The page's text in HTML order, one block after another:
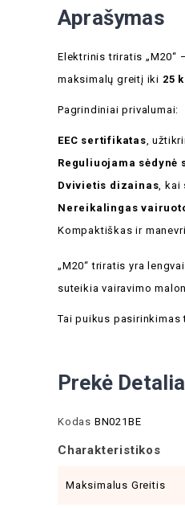
Aprašymas
Elektrinis triratis
maksimalų greitį iki 25
Pagrindiniai privalumai:
EEC sertifikatas,
Reguliuojama sėdynė
Dvivietis dizainas, kai
Nereikalingas
Kompaktiškas ir
„M20“ triratis yra
suteikia vairavimo
Tai puikus
Prekė
Kodas BN021BE
Charakteristikos
Maksimalus Greitis